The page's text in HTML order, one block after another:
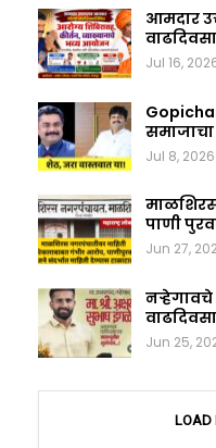
आमदार
Jul 16,
समाजाचा
Jul 8, 2026
पाणी
Jun 27,
Jun 25,
LOAD